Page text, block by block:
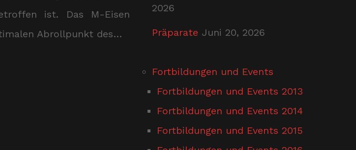
ist. Das M-Eisen
Abrollpunkt des…
2026
Präparate Juni 20, 2026
Fortbildungen und Events
Fortbildungen und Events 2013
Fortbildungen und Events 2014
Fortbildungen und Events 2015